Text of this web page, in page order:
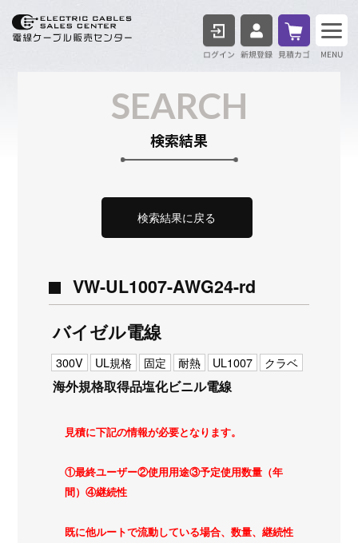
ログイン 見積
SEARCH
検索結果
検索結果に戻る
VW-UL1007-AWG24-rd
バイゼル電線
300V UL規格 固定 耐熱 UL1007 クラベ
海外規格取得品塩化ビニル電線
見積に下記の情報が必要となります。
①最終ユーザー②使用用途③予定使用数量（年
間）④継続性
既に他ルートで流動している場合、数量、継続性